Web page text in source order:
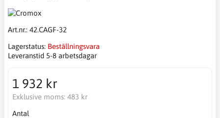
Art.nr.: 42.CAGF-32
Lagerstatus: Beställningsvara
Leveranstid 5-8 arbetsdagar
1 932 kr
Exklusive moms: 483 kr
Antal